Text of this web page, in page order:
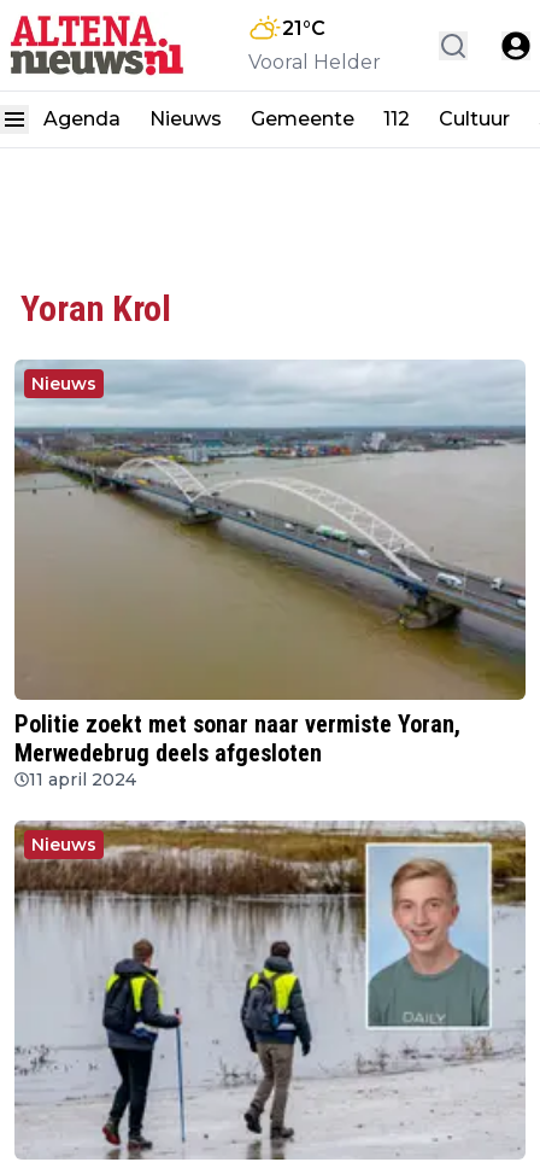
21°C
Vooral Helder
Agenda Nieuws Gemeente 112 Cultuur
Yoran Krol
Nieuws
Politie zoekt met sonar naar vermiste Yoran,
Merwedebrug deels afgesloten
11 april 2024
Nieuws